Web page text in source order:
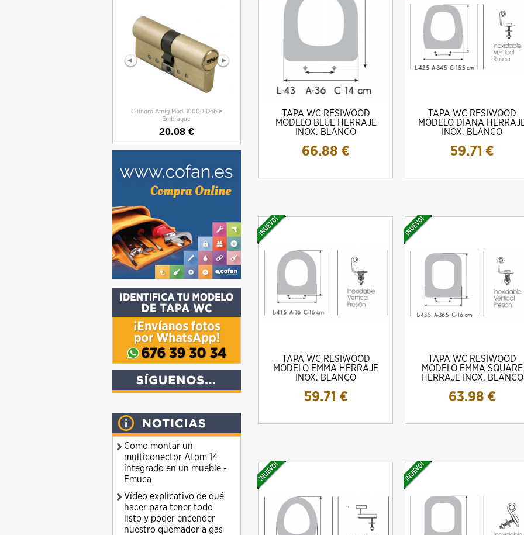
Cilindro Amig Mod. 10000 Doble
Embrague
20.08 €
CILINDRO Amig MOD. 10000E Para
escudos Ezcurra
20.08 €
Cilindro Amig Mod. 10000S Simple
Embrague
CERRADURA
Como montar un
multiconector Atom 14
integrado en un mueble -
Emuca
Vídeo explicativo de qué
hacer para tener todo
listo y poder encender
nuestro quemador a gas
TAPA WC RESIWOOD
MODELO BLUE HERRAJE
INOX. BLANCO
66.88 €
TAPA WC RESIWOOD
MODELO DIANA
INOX. BLANCO
59.71 €
TAPA WC RESIWOOD
MODELO EMMA HERRAJE
INOX. BLANCO
59.71 €
TAPA WC RESIWOOD
MODELO EMMA SQUARE
HERRAJE INOX. BLANCO
63.98 €